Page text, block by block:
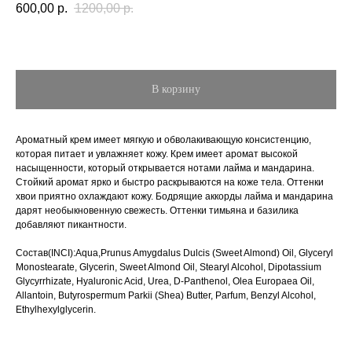
600,00 р. 1200,00 р.
В корзину
Ароматный крем имеет мягкую и обволакивающую консистенцию,
которая питает и увлажняет кожу. Крем имеет аромат высокой
насыщенности, который открывается нотами лайма и мандарина.
Стойкий аромат ярко и быстро раскрываются на коже тела. Оттенки
хвои приятно охлаждают кожу. Бодрящие аккорды лайма и мандарина
дарят необыкновенную свежесть. Оттенки тимьяна и базилика
добавляют пикантности.
Состав(INCI):Aqua,Prunus Amygdalus Dulcis (Sweet Almond) Oil, Glyceryl
Monostearate, Glycerin, Sweet Almond Oil, Stearyl Alcohol, Dipotassium
Glycyrrhizate, Hyaluronic Acid, Urea, D-Panthenol, Olea Europaea Oil,
Allantoin, Butyrospermum Parkii (Shea) Butter, Parfum, Benzyl Alcohol,
Ethylhexylglycerin.